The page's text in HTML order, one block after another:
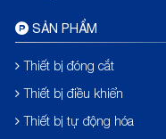
SẢN PHẨM
Thiết bị đóng cắt
Thiết bị điều khiển
Thiết bị tự động hóa